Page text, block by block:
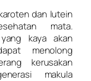
dan lutein
mata.
kaya akan
menolong
kerusakan
makula